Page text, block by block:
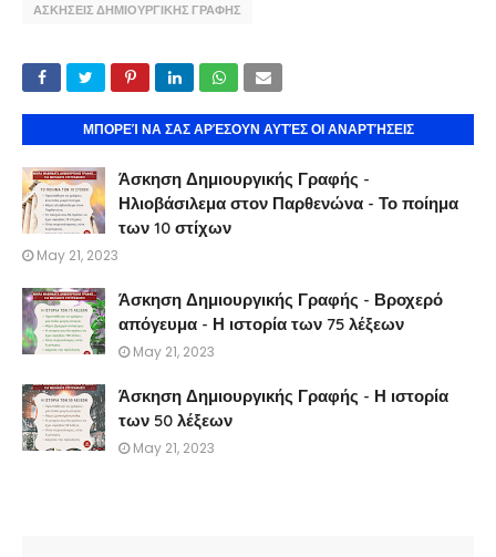
ΑΣΚΗΣΕΙΣ ΔΗΜΙΟΥΡΓΙΚΗΣ ΓΡΑΦΗΣ
ΜΠΟΡΕΊ ΝΑ ΣΑΣ ΑΡΈΣΟΥΝ ΑΥΤΈΣ ΟΙ ΑΝΑΡΤΉΣΕΙΣ
Άσκηση Δημιουργικής Γραφής -
Ηλιοβάσιλεμα στον Παρθενώνα - Το ποίημα
των 10 στίχων
May 21, 2023
Άσκηση Δημιουργικής Γραφής - Βροχερό
απόγευμα - Η ιστορία των 75 λέξεων
May 21, 2023
Άσκηση Δημιουργικής Γραφής - Η ιστορία
των 50 λέξεων
May 21, 2023